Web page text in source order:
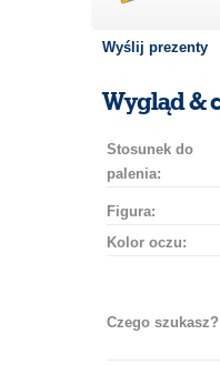
Wyślij prezenty
Wygląd &
Stosunek do
palenia:
Figura:
Kolor oczu:
Czego